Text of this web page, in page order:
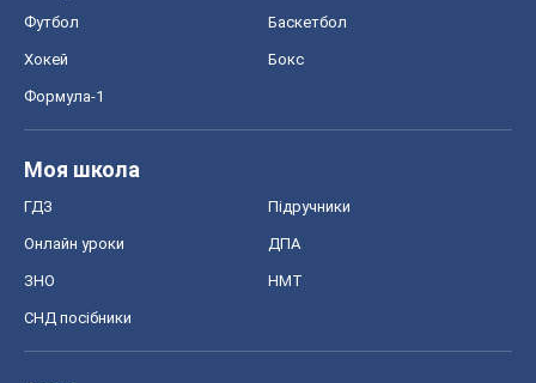
Футбол Баскетбол
Хокей Бокс
Формула-1
Моя школа
ГДЗ Підручники
Онлайн уроки ДПА
ЗНО НМТ
СНД посібники